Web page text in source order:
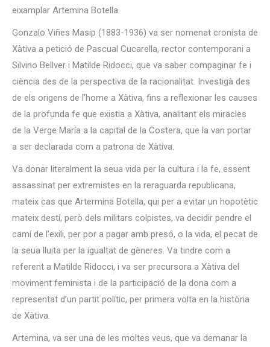
eixamplar Artemina Botella.
Gonzalo Viñes Masip (1883-1936) va ser nomenat cronista de
Xàtiva a petició de Pascual Cucarella, rector contemporani a
Silvino Bellver i Matilde Ridocci, que va saber compaginar fe i
ciència des de la perspectiva de la racionalitat. Investigà des
de els origens de l’home a Xàtiva, fins a reflexionar les causes
de la profunda fe que existia a Xàtiva, analitant els miracles
de la Verge María a la capital de la Costera, que la van portar
a ser declarada com a patrona de Xàtiva.
Va donar literalment la seua vida per la cultura i la fe, essent
assassinat per extremistes en la reraguarda republicana,
mateix cas que Artermina Botella, qui per a evitar un hopotètic
mateix destí, però dels militars colpistes, va decidir pendre el
camí de l’exili, per por a pagar amb presó, o la vida, el pecat de
la seua lluita per la igualtat de gèneres. Va tindre com a
referent a Matilde Ridocci, i va ser precursora a Xàtiva del
moviment feminista i de la participació de la dona com a
representat d’un partit polític, per primera volta en la història
de Xàtiva.
Artemina, va ser una de les moltes veus, que va demanar la